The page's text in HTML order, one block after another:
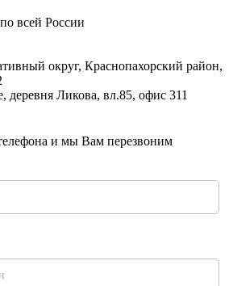
всей России
округ, Краснопахорский район,
деревня Ликова, вл.85, офис 311
и мы Вам перезвоним